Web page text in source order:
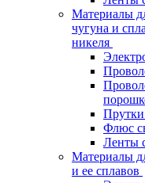
Материалы
чугуна и
никеля
Флюс
Ленты
Материалы
и ее сплавов